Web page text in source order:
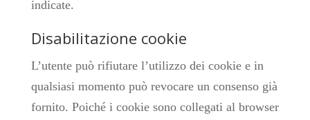
indicate.
Disabilitazione cookie
L’utente può rifiutare l’utilizzo dei cookie e in
qualsiasi momento può revocare un consenso già
fornito. Poiché i cookie sono collegati al browser